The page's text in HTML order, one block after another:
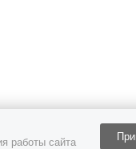
работы сайта